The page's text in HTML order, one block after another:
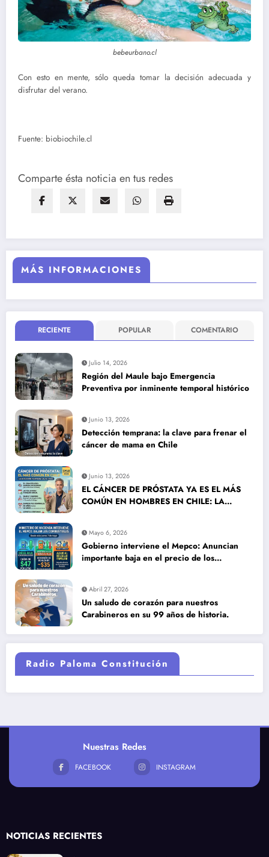
bebeurbano.cl
Con esto en mente, sólo queda tomar la decisión adecuada y
disfrutar del verano.
Fuente: biobiochile.cl
Comparte ésta noticia en tus redes
MÁS INFORMACIONES
RECIENTE POPULAR COMENTARIO
Julio 14, 2026
Región del Maule bajo Emergencia
Preventiva por inminente temporal histórico
Junio 13, 2026
Detección temprana: la clave para frenar el
cáncer de mama en Chile
Junio 13, 2026
EL CÁNCER DE PRÓSTATA YA ES EL MÁS
COMÚN EN HOMBRES EN CHILE: LA
Mayo 6, 2026
Gobierno interviene el Mepco: Anuncian
importante baja en el precio de los
Abril 27, 2026
Un saludo de corazón para nuestros
Carabineros en su 99 años de historia.
Radio Paloma Constitución
Nuestras Redes
FACEBOOK INSTAGRAM
NOTICIAS RECIENTES